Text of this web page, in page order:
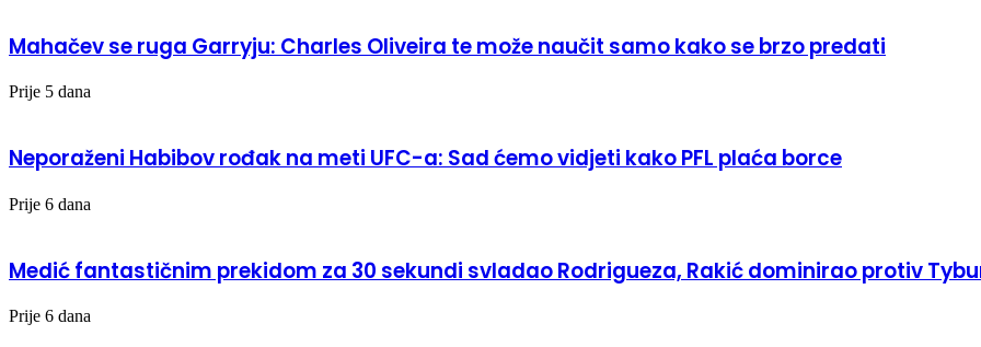
Mahačev se ruga Garryju: Charles Oliveira te može naučit samo kako se brzo predati
Prije 5 dana
Neporaženi Habibov rođak na meti UFC-a: Sad ćemo vidjeti kako PFL plaća borce
Prije 6 dana
Medić fantastičnim prekidom za 30 sekundi svladao Rodrigueza, Rakić dominirao protiv
Prije 6 dana